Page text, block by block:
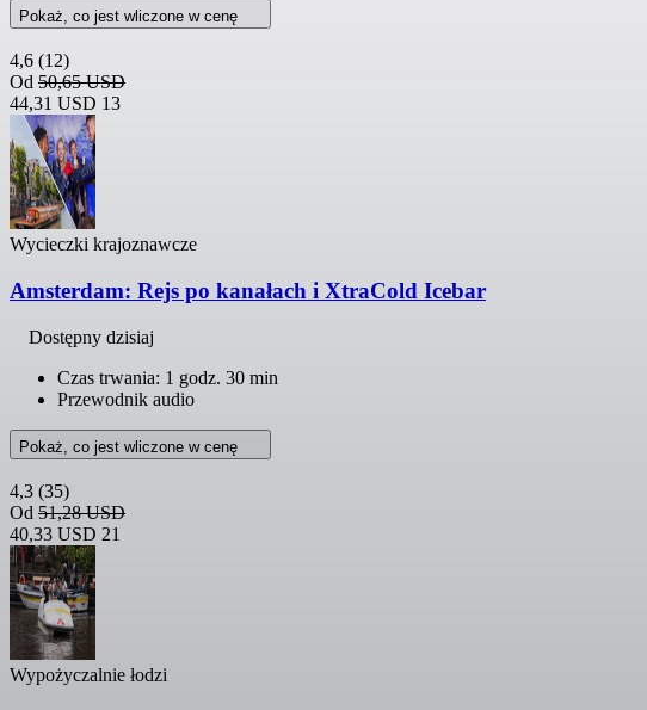
Pokaż, co jest wliczone w cenę
4,6 (12)
Od 50,65 USD
44,31 USD 13
Wycieczki krajoznawcze
Amsterdam: Rejs po kanałach i XtraCold Icebar
Dostępny dzisiaj
Czas trwania: 1 godz. 30 min
Przewodnik audio
Pokaż, co jest wliczone w cenę
4,3 (35)
Od 51,28 USD
40,33 USD 21
Wypożyczalnie łodzi